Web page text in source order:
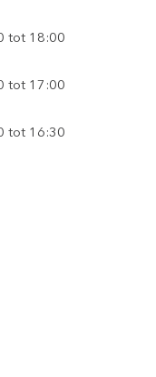
tot 18:00
tot 17:00
tot 16:30